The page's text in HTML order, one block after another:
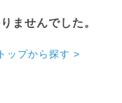
ませんでした。
トップから探す >